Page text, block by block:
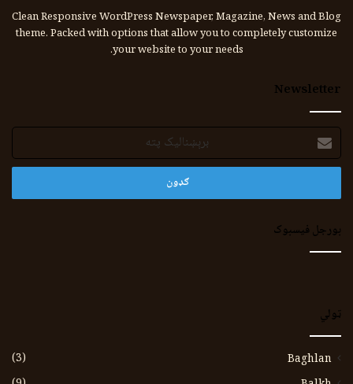
Clean Responsive WordPress Newspaper, Magazine, News and Blog
theme. Packed with options that allow you to completely customize
your website to your needs.
Newsletter
برېښنالیک
پته
بورجل فیسبوک
ټولي
Baghlan
(3)